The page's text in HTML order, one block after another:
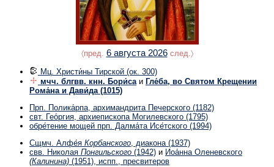
〈пред. 6 августа 2026 след.〉
Мц. Христи́ны Тирской (ок. 300)
мчч. блгвв. кнн. Бори́саи Гле́ба, во Святом Крещении
Рома́на и Дави́да (1015)
Прп. Полика́рпа, архимандрита Печерского (1182)
свт. Гео́ргия, архиепископа Могилевского (1795)
обре́тение мощей прп. Далма́та Исе́тского (1994)
Сщмч. Алфе́я Корбанского, диакона (1937)
свв. Николая Понгильского (1942) и Иоа́нна Оленевского
(Калинина) (1951), испп., пресвитеров